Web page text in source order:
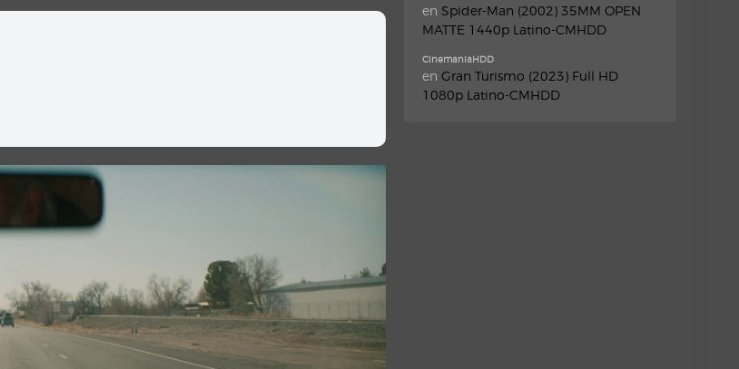
en Spider-Man (2002) 35MM OPEN
MATTE 1440p Latino-CMHDD
CinemaniaHDD
en Gran Turismo (2023) Full HD
1080p Latino-CMHDD